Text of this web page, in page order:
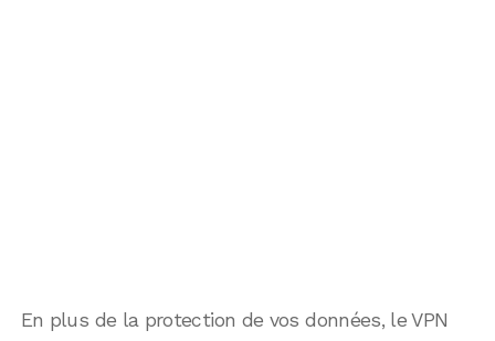
En plus de la protection de vos données, le VPN